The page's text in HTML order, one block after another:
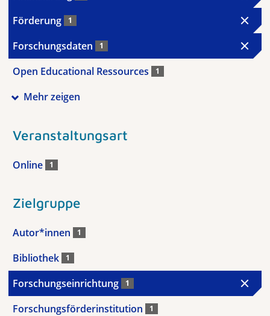
Förderung 1
Forschungsdaten 1
Open Educational Ressources 1
Mehr zeigen
Veranstaltungsart
Online 1
Zielgruppe
Autor*innen 1
Bibliothek 1
Forschungseinrichtung 1
Forschungsförderinstitution 1